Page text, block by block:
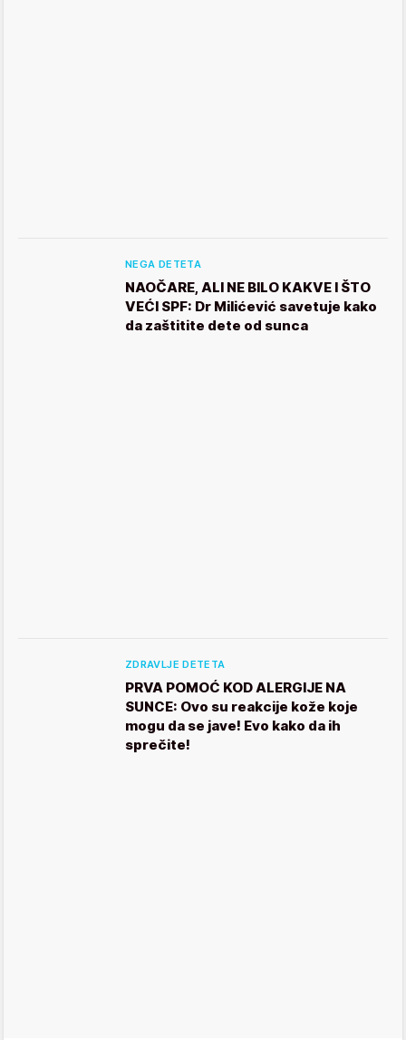
NEGA DETETA
NAOČARE, ALI NE BILO KAKVE I ŠTO
VEĆI SPF: Dr Milićević savetuje kako
da zaštitite dete od sunca
ZDRAVLJE DETETA
PRVA POMOĆ KOD ALERGIJE NA
SUNCE: Ovo su reakcije kože koje
mogu da se jave! Evo kako da ih
sprečite!